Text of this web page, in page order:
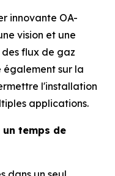
innovante OA-
vision et une
flux de gaz
sur la
l'installation
applications.
temps de